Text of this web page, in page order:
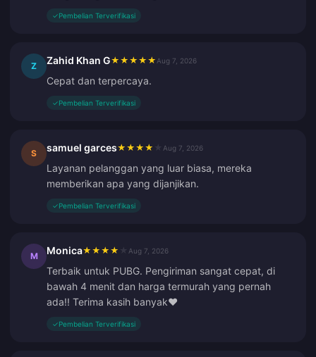
✓Pembelian Terverifikasi
Z Zahid Khan G★ ★ ★ ★ ★ Aug 7, 2026
Cepat dan terpercaya.
✓Pembelian Terverifikasi
S samuel garces★ ★ ★ ★ Aug 7, 2026
Layanan pelanggan yang luar biasa, mereka
memberikan apa yang dijanjikan.
✓Pembelian Terverifikasi
M Monica★ ★ ★ ★ Aug 7, 2026
Terbaik untuk PUBG. Pengiriman sangat cepat, di
bawah 4 menit dan harga termurah yang pernah
ada!! Terima kasih banyak❤️
✓Pembelian Terverifikasi